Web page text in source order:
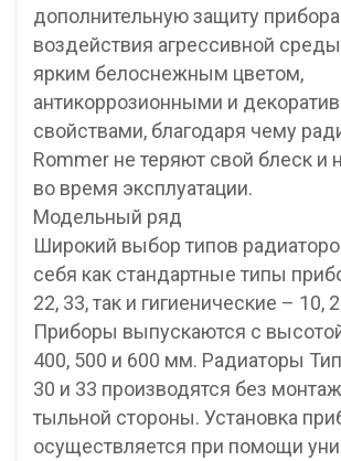
дополнительную защиту
воздействия агрессивной
ярким белоснежным цветом,
антикоррозионными и
свойствами, благодаря чему
Rommer не теряют свой блеск и
во время эксплуатации.
Модельный ряд
Широкий выбор типов
себя как стандартные типы
22, 33, так и гигиенические – 10,
Приборы выпускаются с
400, 500 и 600 мм. Радиаторы
30 и 33 производятся без
тыльной стороны. Установка
осуществляется при помощи